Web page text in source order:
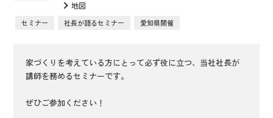
地図
セミナー 社長が語るセミナー 愛知県開催
家づくりを考えている方にとって必ず役に立つ、当社社長が
講師を務めるセミナーです。
ぜひご参加ください！